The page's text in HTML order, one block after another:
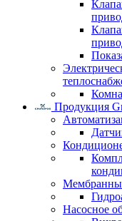
Продукция
Насосное